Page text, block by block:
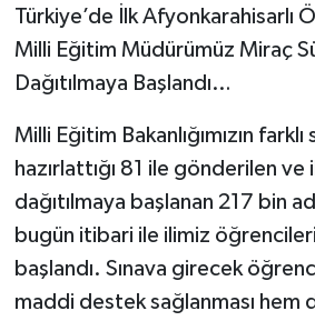
Türkiye’de İlk Afyonkarahisarlı
Milli Eğitim Müdürümüz Miraç
Dağıtılmaya Başlandı…
Milli Eğitim Bakanlığımızın
hazırlattığı 81 ile gönderilen ve
dağıtılmaya başlanan 217 bin
bugün itibari ile ilimiz
başlandı. Sınava girecek
maddi destek sağlanması hem